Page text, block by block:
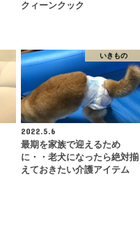
クィーンクック
いきもの
2022.5.6
最期を家族で迎えるため
に・・老犬になったら絶対揃
えておきたい介護アイテム